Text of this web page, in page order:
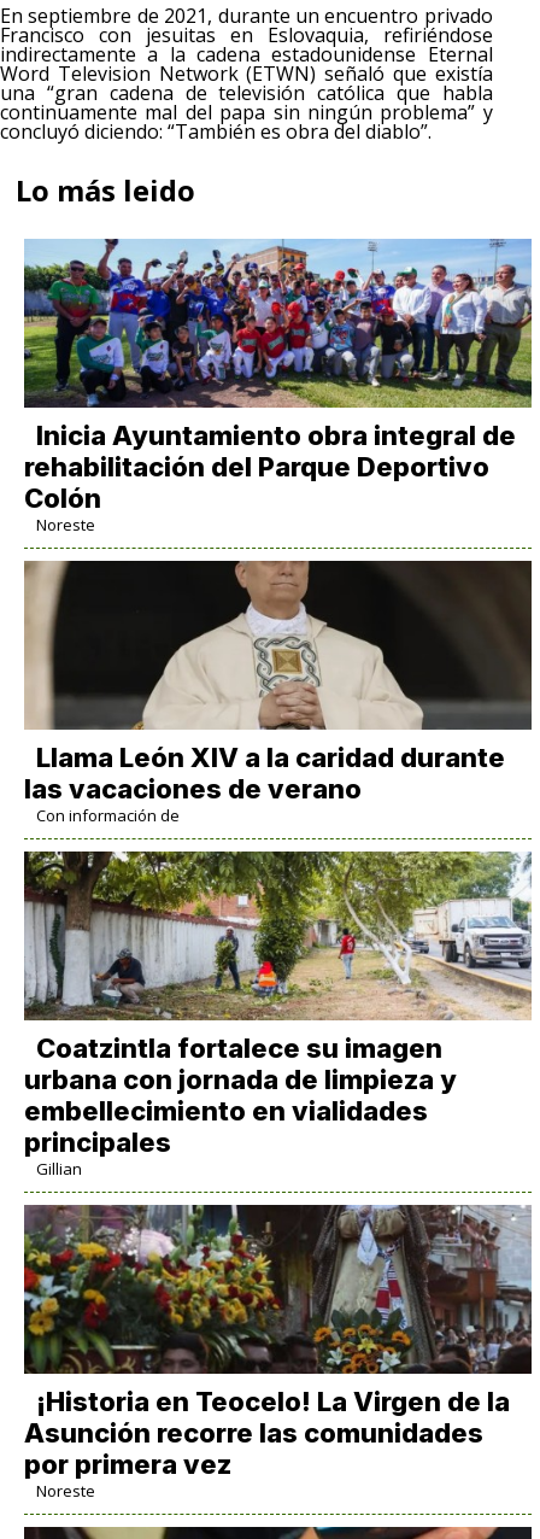
En septiembre de 2021, durante un encuentro privado
Francisco con jesuitas en Eslovaquia, refiriéndose
indirectamente a la cadena estadounidense Eternal
Word Television Network (ETWN) señaló que existía
una “gran cadena de televisión católica que habla
continuamente mal del papa sin ningún problema” y
concluyó diciendo: “También es obra del diablo”.
Lo más leido
Inicia Ayuntamiento obra integral de
rehabilitación del Parque Deportivo
Colón
Noreste
Llama León XIV a la caridad durante
las vacaciones de verano
Con información de
Coatzintla fortalece su imagen
urbana con jornada de limpieza y
embellecimiento en vialidades
principales
Gillian
​¡Historia en Teocelo! La Virgen de la
Asunción recorre las comunidades
por primera vez
Noreste